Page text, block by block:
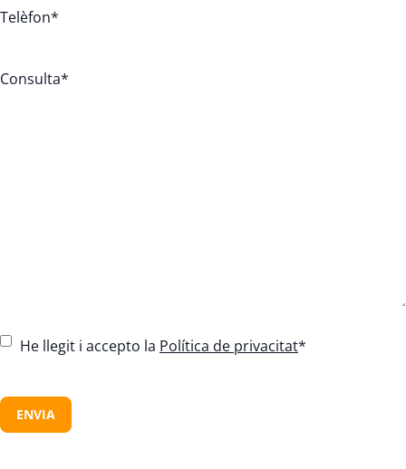
Telèfon*
Consulta*
C
s
e
He llegit i accepto la Política de privacitat*
A
P